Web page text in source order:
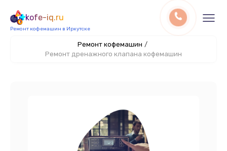
kofe-iq.ru
Ремонт кофемашин в Иркутске
Ремонт кофемашин /
Ремонт дренажного клапана кофемашин